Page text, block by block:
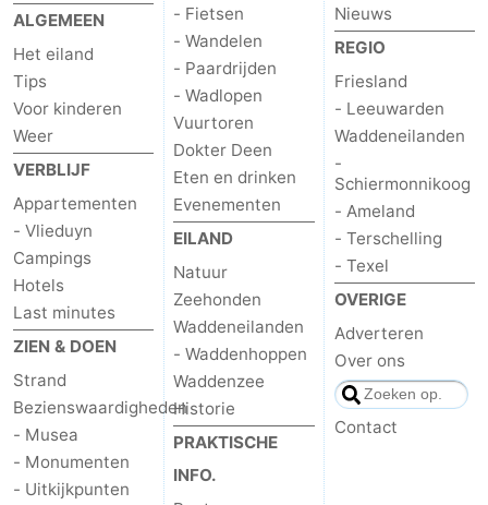
ALGEMEEN
Het eiland
Tips
Voor kinderen
Weer
VERBLIJF
Appartementen
- Vlieduyn
Campings
Hotels
Last minutes
ZIEN & DOEN
Strand
Bezienswaardigheden
- Musea
- Monumenten
- Uitkijkpunten
- Fietsen
- Wandelen
- Paardrijden
- Wadlopen
Vuurtoren
Dokter Deen
Eten en drinken
Evenementen
EILAND
Natuur
Zeehonden
Waddeneilanden
- Waddenhoppen
Waddenzee
Historie
PRAKTISCHE
INFO.
Nieuws
REGIO
Friesland
- Leeuwarden
Waddeneilanden
-
Schiermonnikoog
- Ameland
- Terschelling
- Texel
OVERIGE
Adverteren
Over ons
Contact